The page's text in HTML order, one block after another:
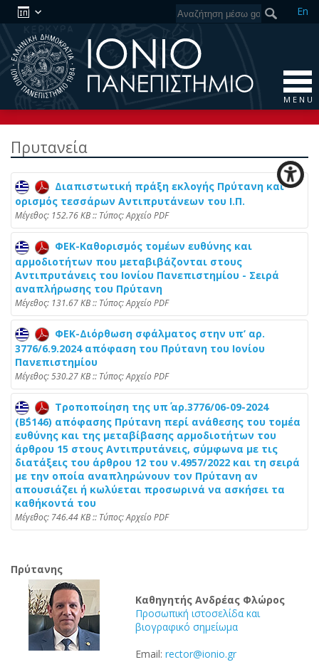
En
M E N U
Πρυτανεία
Διαπιστωτική πράξη εκλογής Πρύτανη και
ορισμός τεσσάρων Αντιπρυτάνεων του Ι.Π.
Mέγεθος: 152.76 KB :: Τύπος: Αρχείο PDF
ΦΕΚ-Καθορισμός τομέων ευθύνης και
αρμοδιοτήτων που μεταβιβάζονται στους
Αντιπρυτάνεις του Ιονίου Πανεπιστημίου - Σειρά
αναπλήρωσης του Πρύτανη
Mέγεθος: 131.67 KB :: Τύπος: Αρχείο PDF
ΦΕΚ-Διόρθωση σφάλματος στην υπ’ αρ.
3776/6.9.2024 απόφαση του Πρύτανη του Ιονίου
Πανεπιστημίου
Mέγεθος: 530.27 KB :: Τύπος: Αρχείο PDF
Τροποποίηση της υπ΄ αρ.3776/06-09-2024
(Β΄5146) απόφασης Πρύτανη περί ανάθεσης του τομέα
ευθύνης και της μεταβίβασης αρμοδιοτήτων του
άρθρου 15 στους Αντιπρυτάνεις, σύμφωνα με τις
διατάξεις του άρθρου 12 του ν.4957/2022 και τη σειρά
με την οποία αναπληρώνουν τον Πρύτανη αν
απουσιάζει ή κωλύεται προσωρινά να ασκήσει τα
καθήκοντά του
Mέγεθος: 746.44 KB :: Τύπος: Αρχείο PDF
Πρύτανης
Καθηγητής Ανδρέας Φλώρος
Προσωπική ιστοσελίδα και
βιογραφικό σημείωμα
Email: rector@ionio.gr